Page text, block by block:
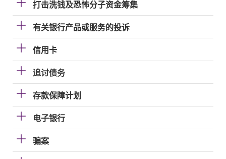
打击洗钱及恐怖分子资金筹集
有关银行产品或服务的投诉
信用卡
追讨债务
存款保障计划
电子银行
骗案